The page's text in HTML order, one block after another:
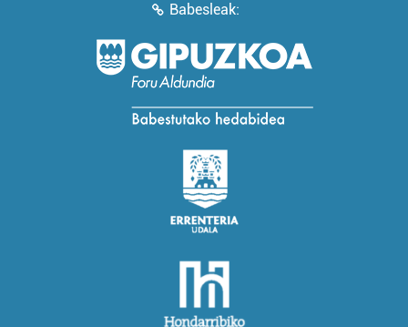
Babesleak: